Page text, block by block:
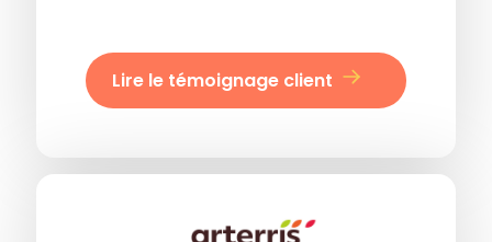
Lire le témoignage client